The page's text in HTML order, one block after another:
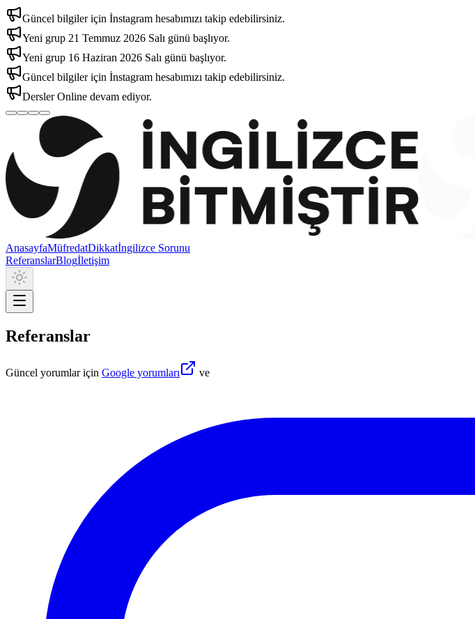
Güncel bilgiler için İnstagram hesabımızı takip edebilirsiniz.
Yeni grup 21 Temmuz 2026 Salı günü başlıyor.
Yeni grup 16 Haziran 2026 Salı günü başlıyor.
Güncel bilgiler için İnstagram hesabımızı takip edebilirsiniz.
Dersler Online devam ediyor.
AnasayfaMüfredatDikkatİngilizce Sorunu
ReferanslarBlogİletişim
Referanslar
Güncel yorumlar için Google yorumları ve